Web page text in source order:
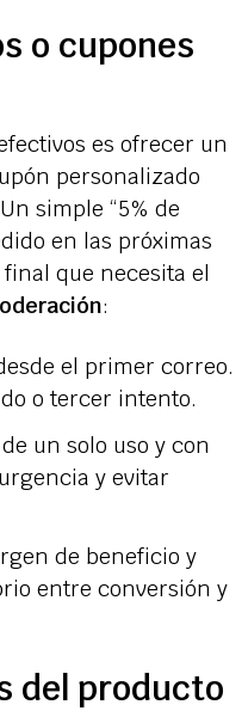
o cupones
es ofrecer un
personalizado
simple “5% de
en las próximas
que necesita el
:
el primer correo.
o tercer intento.
un solo uso y con
y evitar
de beneficio y
entre conversión y
del producto